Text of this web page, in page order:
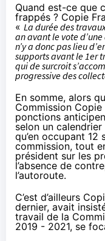
Quand est-ce que
frappés ? Copie
« La durée des
an avant le vote
n’y a donc pas lieu
supports avant le 1er
qui de surcroit
progressive des
En somme, alors
Commission
ponctions
selon un
qu’en occupant 12
commission, tout
président sur les
l’absence de
l’autoroute.
C’est d’ailleurs
dernier, avait
travail de la
2019 - 2021, se